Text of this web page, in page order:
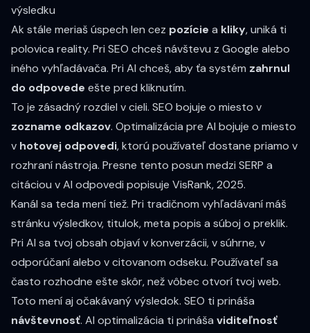
výsledku
Ak stále meriaš úspech len cez pozície a kliky, uniká ti
polovica reality. Pri SEO chceš návštevu z Google alebo
iného vyhľadávača. Pri AI chceš, aby ťa systém zahrnul
do odpovede ešte pred kliknutím.
To je zásadný rozdiel v cieli. SEO bojuje o miesto v
zozname odkazov. Optimalizácia pre AI bojuje o miesto
v hotovej odpovedi, ktorú používateľ dostane priamo v
rozhraní nástroja. Presne tento posun medzi SERP a
citáciou v AI odpovedi popisuje VisRank, 2025.
Kanál sa teda mení tiež. Pri tradičnom vyhľadávaní máš
stránku výsledkov, titulok, meta popis a súboj o preklik.
Pri AI sa tvoj obsah objaví v konverzácii, v súhrne, v
odporúčaní alebo v citovanom odseku. Používateľ sa
často rozhodne ešte skôr, než vôbec otvorí tvoj web.
Toto mení aj očakávaný výsledok. SEO ti prináša
návštevnosť. AI optimalizácia ti prináša viditeľnosť